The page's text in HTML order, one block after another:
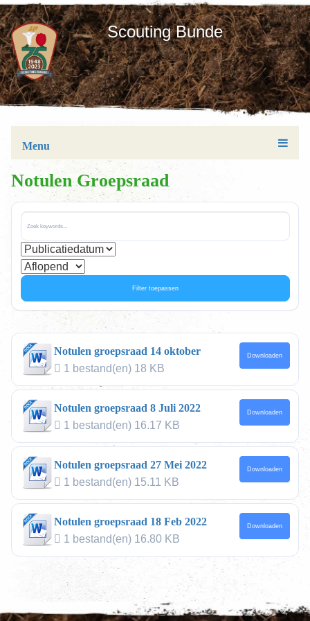
Scouting Bunde
Menu
Notulen Groepsraad
Filter toepassen
Notulen groepsraad 14 oktober
1 bestand(en) 18 KB
Downloaden
Notulen groepsraad 8 Juli 2022
1 bestand(en) 16.17 KB
Downloaden
Notulen groepsraad 27 Mei 2022
1 bestand(en) 15.11 KB
Downloaden
Notulen groepsraad 18 Feb 2022
1 bestand(en) 16.80 KB
Downloaden